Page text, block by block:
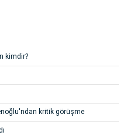
kimdir?
kritik görüşme